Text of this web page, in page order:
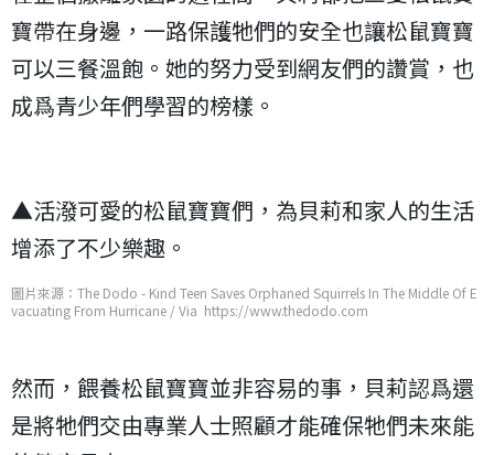
寶帶在身邊，一路保護牠們的安全也讓松鼠寶寶
可以三餐溫飽。她的努力受到網友們的讚賞，也
成爲青少年們學習的榜樣。
▲活潑可愛的松鼠寶寶們，為貝莉和家人的生活
增添了不少樂趣。
圖片來源：The Dodo - Kind Teen Saves Orphaned Squirrels In The Middle Of E
vacuating From Hurricane / Via https://www.thedodo.com
然而，餵養松鼠寶寶並非容易的事，貝莉認爲還
是將牠們交由專業人士照顧才能確保牠們未來能